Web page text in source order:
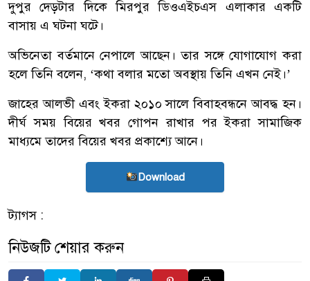
দুপুর দেড়টার দিকে মিরপুর ডিওএইচএস এলাকার একটি
বাসায় এ ঘটনা ঘটে।
অভিনেতা বর্তমানে নেপালে আছেন। তার সঙ্গে যোগাযোগ করা
হলে তিনি বলেন, ‘কথা বলার মতো অবস্থায় তিনি এখন নেই।’
জাহের আলভী এবং ইকরা ২০১০ সালে বিবাহবন্ধনে আবদ্ধ হন।
দীর্ঘ সময় বিয়ের খবর গোপন রাখার পর ইকরা সামাজিক
মাধ্যমে তাদের বিয়ের খবর প্রকাশ্যে আনে।
Download
ট্যাগস :
নিউজটি শেয়ার করুন